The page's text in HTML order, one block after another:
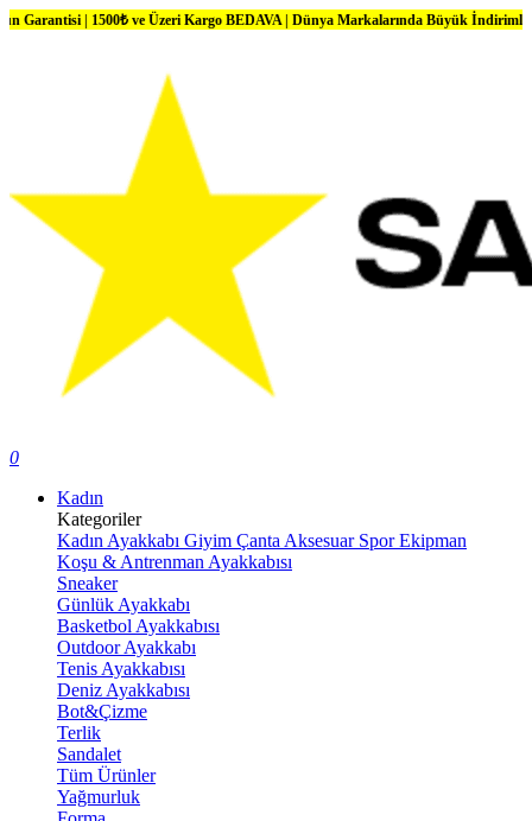
ve Üzeri Kargo BEDAVA | Dünya Markalarında Büyük İndirimler
0
Kadın
Kategoriler
Kadın Ayakkabı Giyim Çanta Aksesuar Spor Ekipman
Koşu & Antrenman Ayakkabısı
Sneaker
Günlük Ayakkabı
Basketbol Ayakkabısı
Outdoor Ayakkabı
Tenis Ayakkabısı
Deniz Ayakkabısı
Bot&Çizme
Terlik
Sandalet
Tüm Ürünler
Yağmurluk